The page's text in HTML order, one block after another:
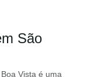
São
Vista é uma